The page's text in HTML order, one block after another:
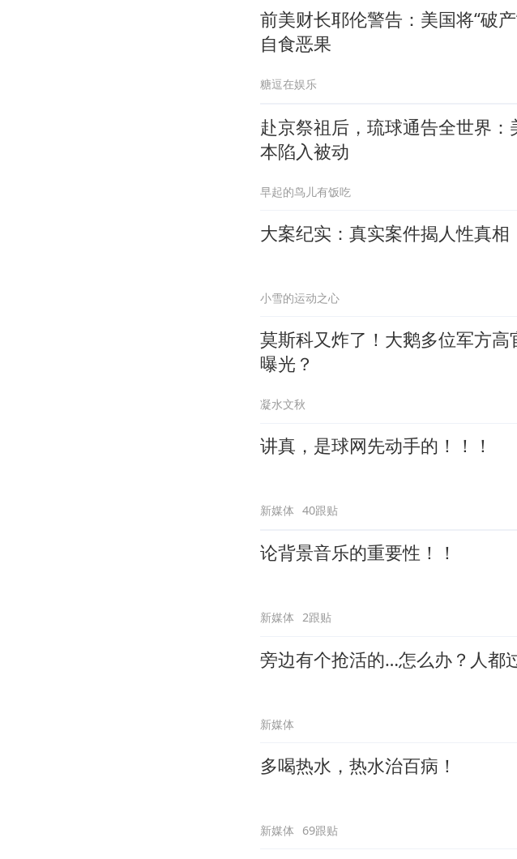
前美财长耶伦警告：美国将“破
自食恶果
糖逗在娱乐
赴京祭祖后，琉球通告全世界：
本陷入被动
早起的鸟儿有饭吃
大案纪实：真实案件揭人性真
小雪的运动之心
莫斯科又炸了！大鹅多位军方
曝光？
凝水文秋
讲真，是球网先动手的！！！
新媒体 40跟贴
论背景音乐的重要性！！
新媒体 2跟贴
旁边有个抢活的…怎么办？人都
新媒体
多喝热水，热水治百病！
新媒体 69跟贴